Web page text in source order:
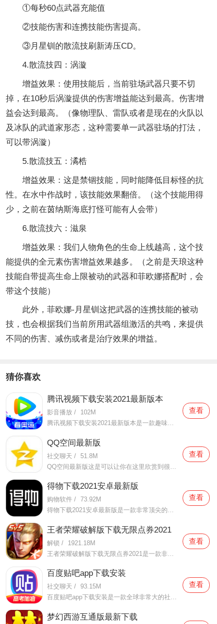
①每秒60点武器充能值
②技能伤害和连携技能伤害提高。
③月星钏的散流技刷新涛压CD。
4.散流技四：涡漩
增益效果：使用技能后，当前驻场武器只要不切
掉，在10秒后涡漩提供的伤害增益能达到最高。伤害增
益会达到最高。（像物理队、雷队或者是现在的火队以
及冰队的武道家形态，这种需要单一武器驻场的打法，
可以带涡漩）
5.散流技五：潏梏
增益效果：这是禁锢技能，同时能降低目标怪的抗
性。在水中作战时，该技能效果翻倍。（这个技能用得
少，之前在茵纳斯海底打怪可能有人会带）
6.散流技六：滋泉
增益效果：我们人物角色的生命上线越高，这个技
能提供的全元素伤害增益效果越多。（之前是天琅这种
技能自带提高生命上限被动的武器和菲欧娜搭配时，会
带这个技能）
此外，菲欧娜-月星钏这把武器的连携技能的被动
技，也会根据我们当前所用武器组激活的共鸣，来提供
不同的伤害、减伤或者是治疗效果的增益。
猜你喜欢
腾讯视频下载安装2021最新版本
影音播放 /
102M
腾讯视频下载安装2021最新版本是一款趣味性非常强的手机视频播放软件。在这款腾讯视频下载安装2021最新版本有很多当下热播的影片资源，在这里面可以看到有很多的精彩的影片，你想要观看的电视剧、电影、综艺、动漫等等统统都汇聚在这里面，影片的内容也都是非常丰富的，用户们
查看
QQ空间最新版
社交聊天 / 51.8M
查看
得物下载2021安卓最新版
购物软件 / 73.92M
得物下载2021安卓最新版是一款非常顶尖的潮流购物软件。在这款得物下载2021安卓最新版中拥有非常多当下潮流的时尚单品以及各种各样的球鞋，在这里为了让用户们在购买的时候可以放心，你所购买的每一件商品都会经过专业的鉴定，这里面汇聚了数百位专业的鉴定师会对你所购买的商
查看
王者荣耀破解版下载无限点券2021
解锁 /
1921.18M
王者荣耀破解版下载无限点券2021是一款非常火热的手机游戏。在这款王者荣耀破解版下载无限点券2021中有着非常好用的辅助工具，在这里面你可以轻轻松松就获得点券的使用，而且还是可以无限使用的哦，完全没有受限制，只要你下载了这款王者荣耀破解版下载无限点券2021之后就可以
查看
百度贴吧app下载安装
社交聊天 / 93.15M
百度贴吧app下载安装是一款全球非常大的社交软件。在这款百度贴吧app下载安装里面汇聚了很多有共同兴趣的小伙伴们，在这里面有各种你会感兴趣的兴趣贴，同时你也会发现这里面有非常多的共同爱好的小伙伴，在这里面你还可以和他们一起玩耍，一起在帖子里畅所欲言，发挥你的脑
查看
梦幻西游互通版最新下载